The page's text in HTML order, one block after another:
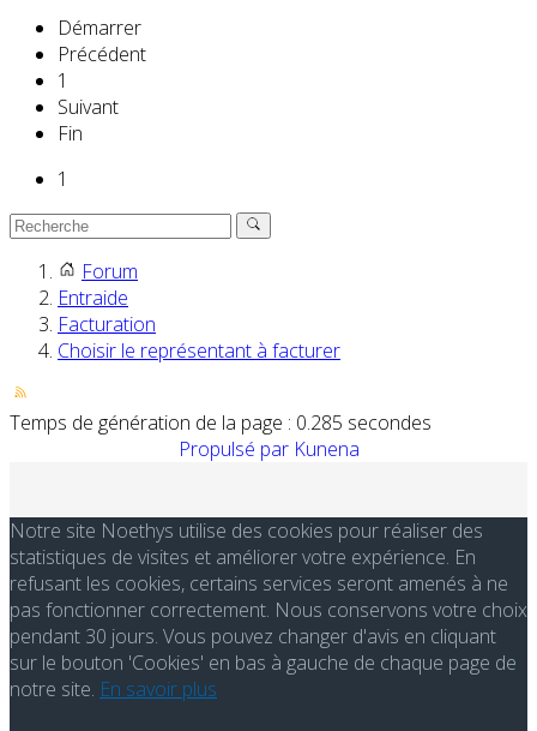
Démarrer
Précédent
1
Suivant
Fin
1
Forum
Entraide
Facturation
Choisir le représentant à facturer
Temps de génération de la page : 0.285 secondes
Propulsé par Kunena
Notre site Noethys utilise des cookies pour réaliser des
statistiques de visites et améliorer votre expérience. En
refusant les cookies, certains services seront amenés à ne
pas fonctionner correctement. Nous conservons votre choix
pendant 30 jours. Vous pouvez changer d'avis en cliquant
sur le bouton 'Cookies' en bas à gauche de chaque page de
notre site. En savoir plus